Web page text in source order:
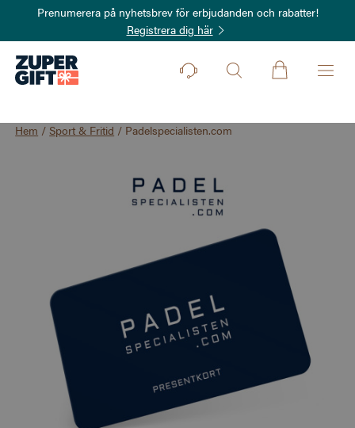
Prenumerera på nyhetsbrev för erbjudanden och rabatter!
Registrera dig här
Hem /Sport & Fritid / Padelspecialisten.com